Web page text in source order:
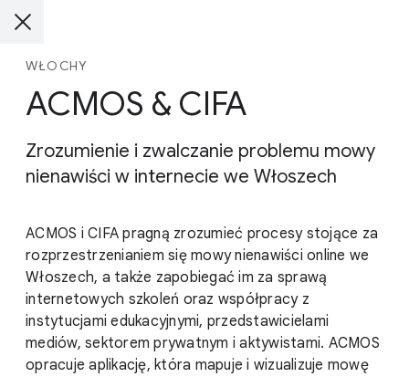
WŁOCHY
ACMOS & CIFA
Zrozumienie i zwalczanie problemu mowy
nienawiści w internecie we Włoszech
ACMOS i CIFA pragną zrozumieć procesy stojące za
rozprzestrzenianiem się mowy nienawiści online we
Włoszech, a także zapobiegać im za sprawą
internetowych szkoleń oraz współpracy z
instytucjami edukacyjnymi, przedstawicielami
mediów, sektorem prywatnym i aktywistami. ACMOS
opracuje aplikację, która mapuje i wizualizuje mowę